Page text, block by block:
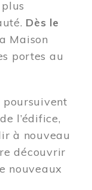
Dès le
Maison
portes au
l’édifice,
à nouveau
découvrir
nouveaux